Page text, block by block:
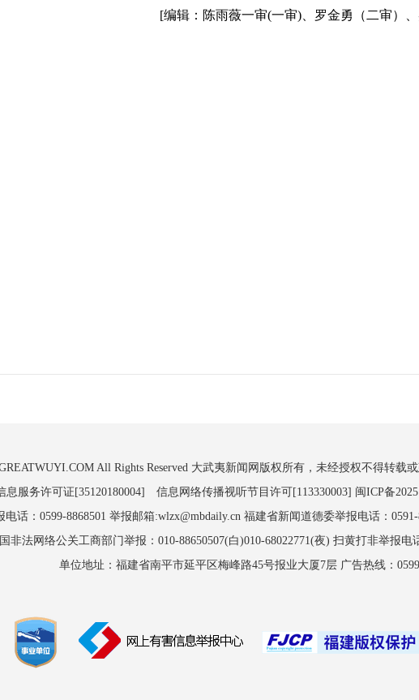
[编辑：陈雨薇一审(一审)、罗金勇（二审）
All Rights Reserved 大武夷新闻网版权所有，未经授权不得转载
息服务许可证[35120180004] 信息网络传播视听节目许可[113330003] 闽ICP备
话：0599-8868501 举报邮箱:wlzx@mbdaily.cn 福建省新闻道德委举报电话：0591-
非法网络公关工商部门举报：010-88650507(白)010-68022771(夜) 扫黄打非举报电
单位地址：福建省南平市延平区梅峰路45号报业大厦7层 广告热线：